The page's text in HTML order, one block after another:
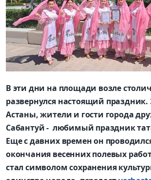
В эти дни на площади возле
развернулся настоящий праздник.
Астаны, жители и гости города
Сабантуй - любимый праздник
Еще с давних времен он
окончания весенних полевых
стал символом сохранения